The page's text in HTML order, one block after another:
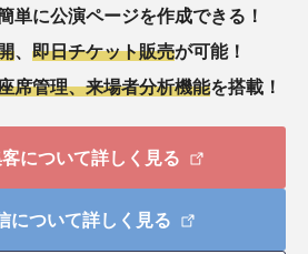
単に公演ページを作成できる！
、 即日チケット販売が可能！
席管理、来場者分析機能を搭載！
について詳しく見る
について詳しく見る